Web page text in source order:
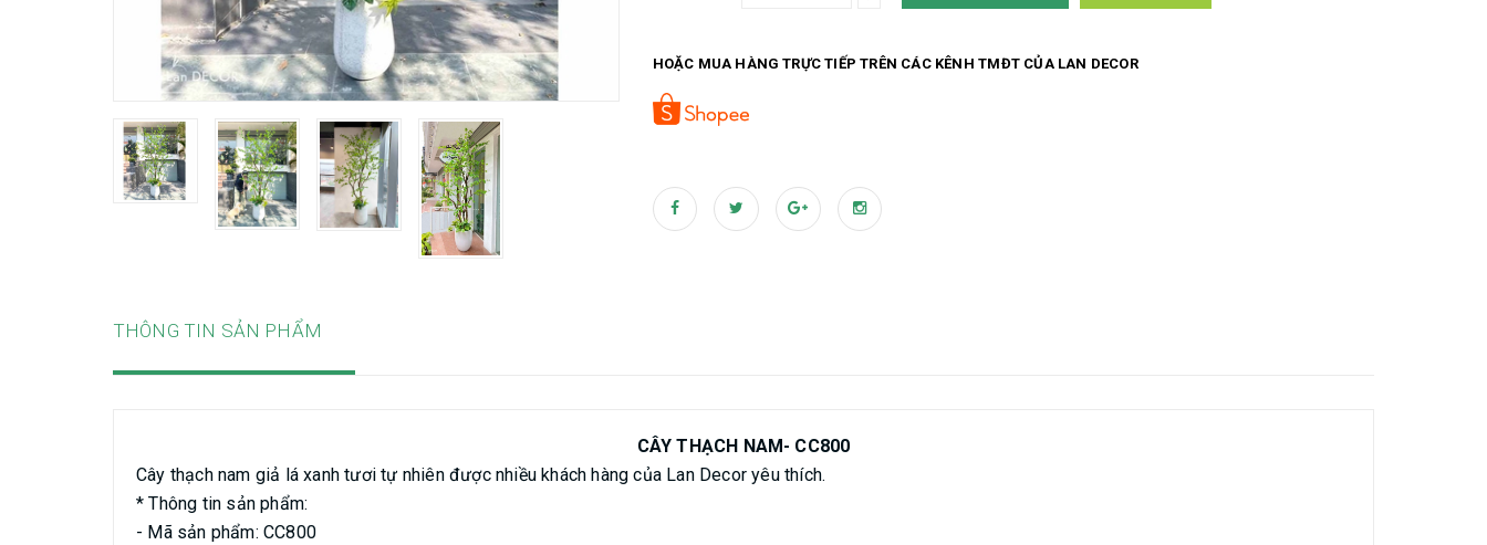
HOẶC MUA HÀNG TRỰC TIẾP TRÊN CÁC KÊNH TMĐT CỦA LAN DECOR
THÔNG TIN SẢN PHẨM
CÂY THẠCH NAM- CC800
Cây thạch nam giả lá xanh tươi tự nhiên được nhiều khách hàng của Lan Decor yêu thích.
* Thông tin sản phẩm:
- Mã sản phẩm: CC800